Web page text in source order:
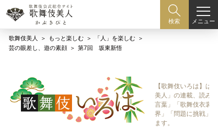
検索 メニュー
歌舞伎美人 もっと楽しむ
「人」を楽しむ
芸の眼差し、遊の素顔
第7回 坂東新悟
【歌舞伎いろは】は
美人」の連載、読み
言葉」「歌舞伎衣裳
界」「問題に挑戦」
ます。